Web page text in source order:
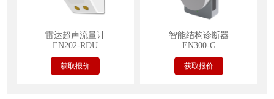
雷达超声流量计
EN202-RDU
获取报价
智能结构诊断器
EN300-G
获取报价